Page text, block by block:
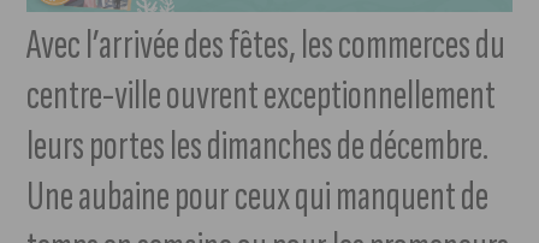
Avec l’arrivée des fêtes, les commerces du
centre-ville ouvrent exceptionnellement
leurs portes les dimanches de décembre.
Une aubaine pour ceux qui manquent de